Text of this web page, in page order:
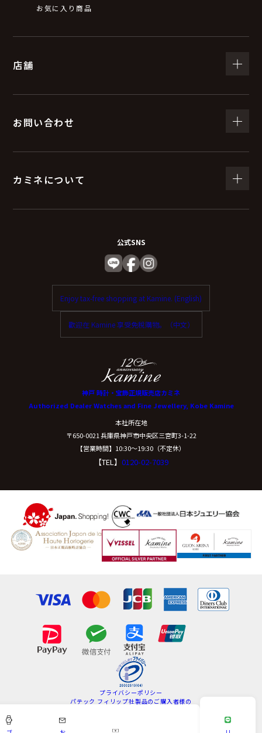
お気に入り商品
店舗
お問い合わせ
カミネについて
公式SNS
Enjoy tax-free shopping at Kamine. (English)
歡迎在 Kamine 享受免稅購物。（中文）
神戸 時計・宝飾正規販売店カミネ
Authorized Dealer Watches and Fine Jewellery, Kobe Kamine
本社所在地
〒650-0021 兵庫県神戸市中央区三宮町3-1-22
【営業時間】10:30〜19:30（不定休）
【TEL】 0120-02-7039
プライバシーポリシー
パテック フィリップ社製品のご購入者様の
サイトマップ